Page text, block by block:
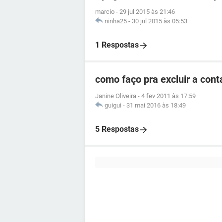
marcio - 29 jul 2015 às 21:46
ninha25 - 30 jul 2015 às 05:53
1 Respostas
como faço pra excluir a
Janine Oliveira - 4 fev 2011 às 17:59
guigui - 31 mai 2016 às 18:49
5 Respostas